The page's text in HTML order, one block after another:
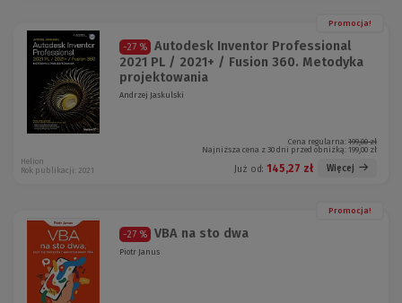
Promocja!
-27 %
Autodesk Inventor Professional
2021 PL / 2021+ / Fusion 360. Metodyka
projektowania
Andrzej Jaskulski
Cena regularna: 199,00 zł
Najniższa cena z 30 dni przed obniżką: 199,00 zł
Już od: 145,27 zł Więcej
Helion
Rok publikacji: 2021
Promocja!
-27 % VBA na sto dwa
Piotr Janus